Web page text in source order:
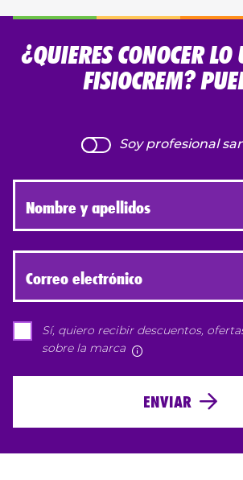
¿QUIERES CONOCER
FISIOCREM?
Soy profesional
Nombre y apellidos
Correo electrónico
ENVIAR
Sí, quiero recibir descuentos,
sobre la marca